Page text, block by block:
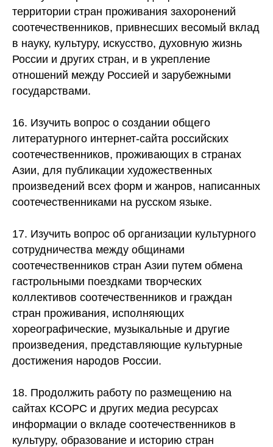
территории стран проживания захоронений
соотечественников, привнесших весомый вклад
в науку, культуру, искусство, духовную жизнь
России и других стран, и в укрепление
отношений между Россией и зарубежными
государствами.
16. Изучить вопрос о создании общего
литературного интернет-сайта российских
соотечественников, проживающих в странах
Азии, для публикации художественных
произведений всех форм и жанров, написанных
соотечественниками на русском языке.
17. Изучить вопрос об организации культурного
сотрудничества между общинами
соотечественников стран Азии путем обмена
гастрольными поездками творческих
коллективов соотечественников и граждан
стран проживания, исполняющих
хореографические, музыкальные и другие
произведения, представляющие культурные
достижения народов России.
18. Продолжить работу по размещению на
сайтах КСОРС и других медиа ресурсах
информации о вкладе соотечественников в
культуру, образование и историю стран